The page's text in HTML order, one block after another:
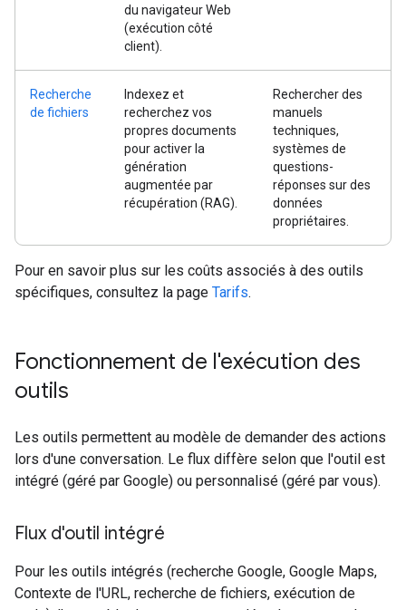
du navigateur Web
(exécution côté
client).
Recherche
de fichiers
Indexez et
recherchez vos
propres documents
pour activer la
génération
augmentée par
récupération (RAG).
Rechercher des
manuels
techniques,
systèmes de
questions-
réponses sur des
données
propriétaires.
Pour en savoir plus sur les coûts associés à des outils
spécifiques, consultez la page Tarifs.
Fonctionnement de l'exécution des
outils
Les outils permettent au modèle de demander des actions
lors d'une conversation. Le flux diffère selon que l'outil est
intégré (géré par Google) ou personnalisé (géré par vous).
Flux d'outil intégré
Pour les outils intégrés (recherche Google, Google Maps,
Contexte de l'URL, recherche de fichiers, exécution de